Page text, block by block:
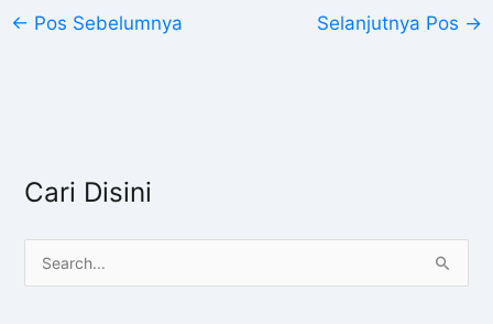
← Pos Sebelumnya Selanjutnya Pos →
Cari Disini